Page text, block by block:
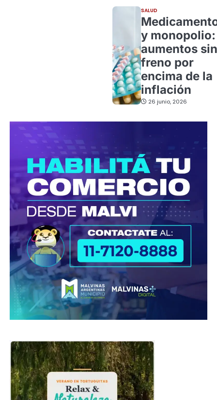
SALUD
y monopolio:
aumentos sin
freno por
encima de la
inflación
26 junio, 2026